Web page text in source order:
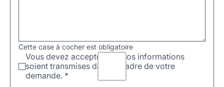
Cette case à cocher est obligatoire
Vous devez accepter que vos informations
soient transmises dans le cadre de votre
demande. *